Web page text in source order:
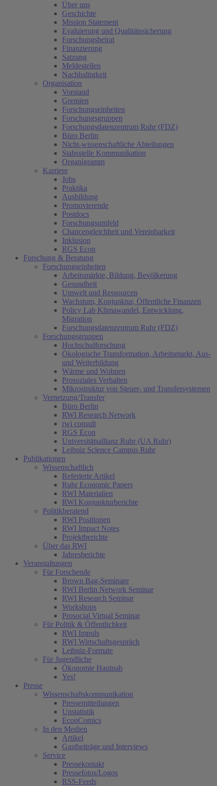
Über uns
Geschichte
Mission Statement
Evaluierung und Qualitätssicherung
Forschungsbeirat
Finanzierung
Satzung
Meldestellen
Nachhaltigkeit
Organisation
Vorstand
Gremien
Forschungseinheiten
Forschungsgruppen
Forschungsdatenzentrum Ruhr (FDZ)
Büro Berlin
Nicht-wissenschaftliche Abteilungen
Stabsstelle Kommunikation
Organigramm
Karriere
Jobs
Praktika
Ausbildung
Promovierende
Postdocs
Forschungsumfeld
Chancengleichheit und Vereinbarkeit
Inklusion
RGS Econ
Forschung & Beratung
Forschungseinheiten
Arbeitsmärkte, Bildung, Bevölkerung
Gesundheit
Umwelt und Ressourcen
Wachstum, Konjunktur, Öffentliche Finanzen
Policy Lab Klimawandel, Entwicklung,
Migration
Forschungsdatenzentrum Ruhr (FDZ)
Forschungsgruppen
Hochschulforschung
Ökologische Transformation, Arbeitsmarkt, Aus-
und Weiterbildung
Wärme und Wohnen
Prosoziales Verhalten
Mikrostruktur von Steuer- und Transfersystemen
Vernetzung/Transfer
Büro Berlin
RWI Research Network
rwi consult
RGS Econ
Universitätsallianz Ruhr (UA Ruhr)
Leibniz Science Campus Ruhr
Publikationen
Wissenschaftlich
Referierte Artikel
Ruhr Economic Papers
RWI Materialien
RWI Konjunkturberichte
Politikberatend
RWI Positionen
RWI Impact Notes
Projektberichte
Über das RWI
Jahresberichte
Veranstaltungen
Für Forschende
Brown Bag-Seminare
RWI Berlin Network Seminar
RWI Research Seminar
Workshops
Prosocial Virtual Seminar
Für Politik & Öffentlichkeit
RWI Impuls
RWI Wirtschaftsgespräch
Leibniz-Formate
Für Jugendliche
Ökonomie Hautnah
Yes!
Presse
Wissenschaftskommunikation
Pressemitteilungen
Unstatistik
EconComics
In den Medien
Artikel
Gastbeiträge und Interviews
Service
Pressekontakt
Pressefotos/Logos
RSS-Feeds